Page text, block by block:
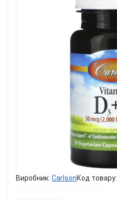
Виробник: CarlsonКод товару: